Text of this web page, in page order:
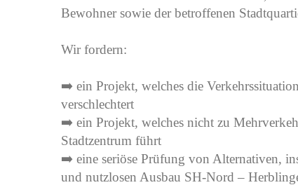
Bewohner sowie der betroffenen
Wir fordern:
➡️ ein Projekt, welches die
verschlechtert
➡️ ein Projekt, welches nicht zu
Stadtzentrum führt
➡️ eine seriöse Prüfung von Alternativen,
und nutzlosen Ausbau SH-Nord –